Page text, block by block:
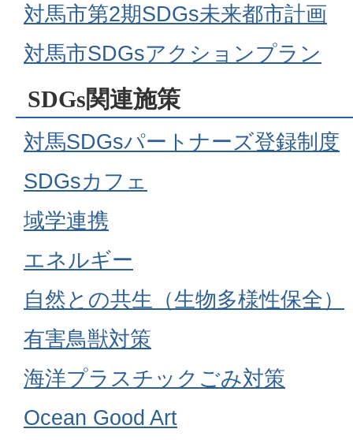
対馬市第2期SDGs未来都市計画
対馬市SDGsアクションプラン
SDGs関連施策
対馬SDGsパートナーズ登録制度
SDGsカフェ
域学連携
エネルギー
自然との共生（生物多様性保全）
有害鳥獣対策
海洋プラスチックごみ対策
Ocean Good Art